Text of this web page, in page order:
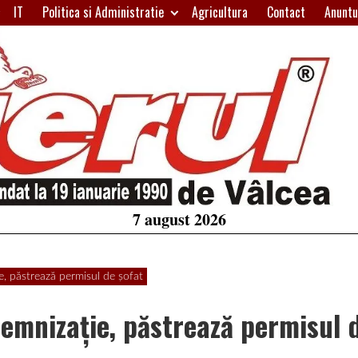
IT Politica si Administratie Agricultura Contact
7 august 2026
păstrează permisul de şofat
păstrează permisul